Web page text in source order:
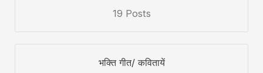
19 Posts
भक्ति गीत/ कवितायें